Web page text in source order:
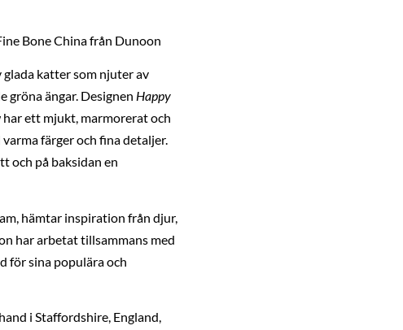
Bone China från Dunoon
katter som njuter av
gröna ängar. Designen Happy
har ett mjukt, marmorerat och
färger och fina detaljer.
och på baksidan en
hämtar inspiration från djur,
har arbetat tillsammans med
för sina populära och
i Staffordshire, England,